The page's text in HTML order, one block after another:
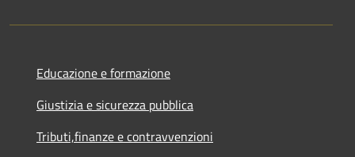
Educazione e formazione
Giustizia e sicurezza pubblica
Tributi,finanze e contravvenzioni